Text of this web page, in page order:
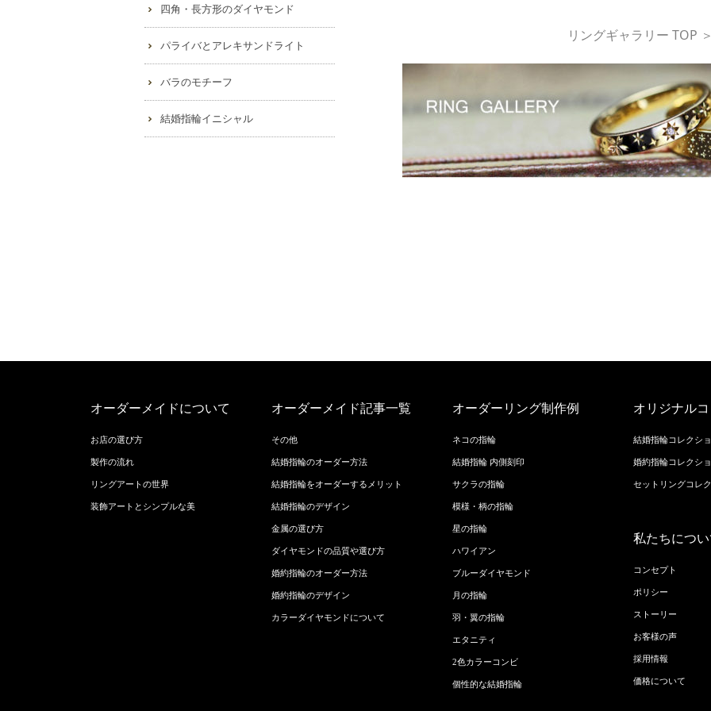
リングギャラリー TOP
四角・長方形のダイヤモンド
パライバとアレキサンドライト
バラのモチーフ
結婚指輪イニシャル
オーダーメイドについて
お店の選び方
製作の流れ
リングアートの世界
装飾アートとシンプルな美
オーダーメイド記事一覧
その他
結婚指輪のオーダー方法
結婚指輪をオーダーするメリット
結婚指輪のデザイン
金属の選び方
ダイヤモンドの品質や選び方
婚約指輪のオーダー方法
婚約指輪のデザイン
カラーダイヤモンドについて
オーダーリング制作例
ネコの指輪
結婚指輪 内側刻印
サクラの指輪
模様・柄の指輪
星の指輪
ハワイアン
ブルーダイヤモンド
月の指輪
羽・翼の指輪
エタニティ
2色カラーコンビ
個性的な結婚指輪
オリジナル
結婚指輪コレクシ
婚約指輪コレクシ
セットリングコレ
私たちにつ
コンセプト
ポリシー
ストーリー
お客様の声
採用情報
価格について